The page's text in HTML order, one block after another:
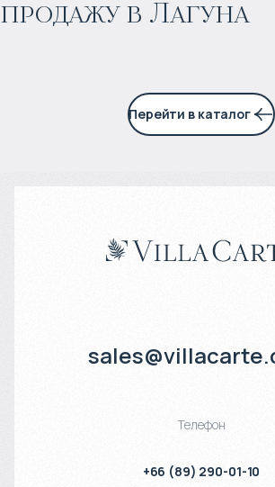
продажу в Лагуна
7% годовых
Перейти в каталог
Телефон
+66 (89) 290-01-10